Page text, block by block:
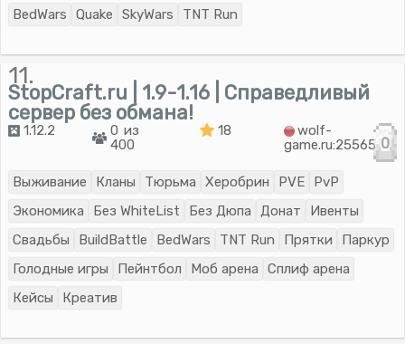
BedWars Quake SkyWars TNT Run
11.
StopCraft.ru | 1.9-1.16 | Справедливый
сервер без обмана!
1.12.2
0 из
400
18
wolf-
game.ru:25565 0
Выживание Кланы Тюрьма Херобрин PVE
PvP
Экономика
Без WhiteList Без Дюпа Донат
Ивенты
Свадьбы
BuildBattle BedWars TNT Run Прятки
Паркур
Голодные игры
Пейнтбол Моб арена
Сплиф арена
Кейсы
Креатив